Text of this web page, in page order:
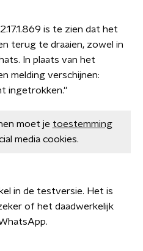
is te zien dat het
terug te draaien, zowel in
In plaats van het
melding verschijnen:
ingetrokken.''
moet je toestemming
media cookies.
in de testversie. Het is
of het daadwerkelijk